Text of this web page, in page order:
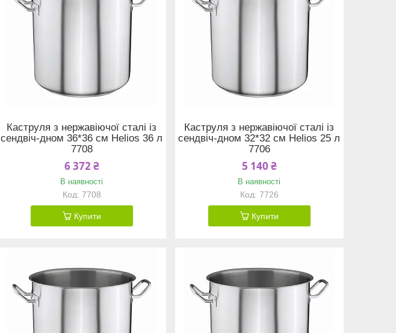
Каструля з нержавіючої сталі із
сендвіч-дном 36*36 см Helios 36 л
7708
6 372 ₴
В наявності
7708
Купити
Каструля з нержавіючої сталі із
сендвіч-дном 32*32 см Helios 25 л
7706
5 140 ₴
В наявності
7726
Купити